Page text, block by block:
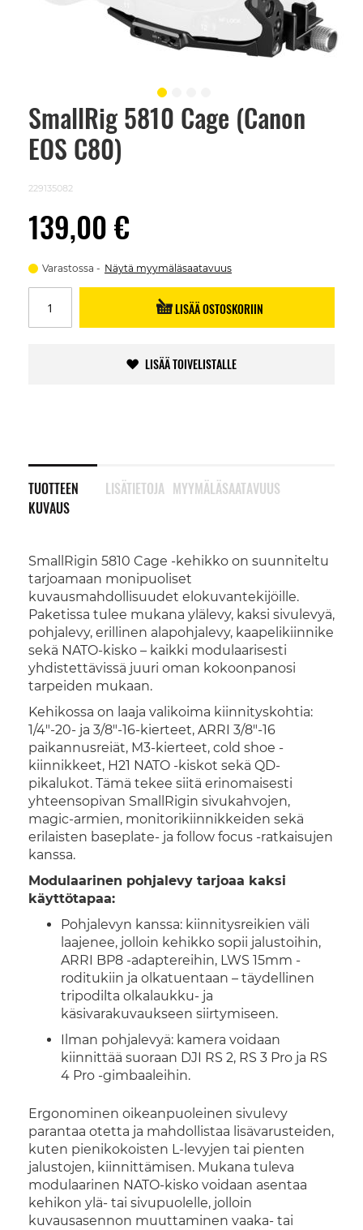
SmallRig 5810 Cage (Canon
EOS C80)
229135082
139,00 €
Varastossa Näytä myymäläsaatavuus
LISÄÄ OSTOSKORIIN
LISÄÄ TOIVELISTALLE
TUOTTEEN
KUVAUS
SmallRigin 5810 Cage -kehikko on suunniteltu
tarjoamaan monipuoliset
kuvausmahdollisuudet elokuvantekijöille.
Paketissa tulee mukana ylälevy, kaksi sivulevyä,
pohjalevy, erillinen alapohjalevy, kaapelikiinnike
sekä NATO-kisko – kaikki modulaarisesti
yhdistettävissä juuri oman kokoonpanosi
tarpeiden mukaan.
Kehikossa on laaja valikoima kiinnityskohtia:
1/4"-20- ja 3/8"-16-kierteet, ARRI 3/8"-16
paikannusreiät, M3-kierteet, cold shoe -
kiinnikkeet, H21 NATO -kiskot sekä QD-
pikalukot. Tämä tekee siitä erinomaisesti
yhteensopivan SmallRigin sivukahvojen,
magic-armien, monitorikiinnikkeiden sekä
erilaisten baseplate- ja follow focus -ratkaisujen
kanssa.
Modulaarinen pohjalevy tarjoaa kaksi
käyttötapaa:
Pohjalevyn kanssa: kiinnitysreikien väli
laajenee, jolloin kehikko sopii jalustoihin,
ARRI BP8 -adaptereihin, LWS 15mm -
roditukiin ja olkatuentaan – täydellinen
tripodilta olkalaukku- ja
käsivarakuvaukseen siirtymiseen.
Ilman pohjalevyä: kamera voidaan
kiinnittää suoraan DJI RS 2, RS 3 Pro ja RS
4 Pro -gimbaaleihin.
Ergonominen oikeanpuoleinen sivulevy
parantaa otetta ja mahdollistaa lisävarusteiden,
kuten pienikokoisten L-levyjen tai pienten
jalustojen, kiinnittämisen. Mukana tuleva
modulaarinen NATO-kisko voidaan asentaa
kehikon ylä- tai sivupuolelle, jolloin
kuvausasennon muuttaminen vaaka- tai
LISÄTIETOJA MYYMÄLÄSAATAVUUS
Skip
beginning
images